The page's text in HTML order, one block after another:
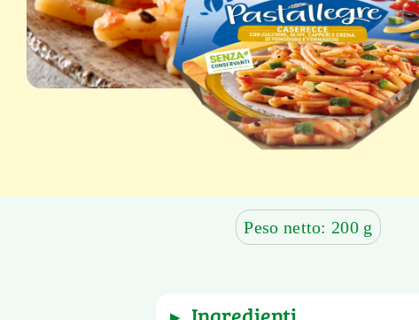
Peso netto: 200 g
▶